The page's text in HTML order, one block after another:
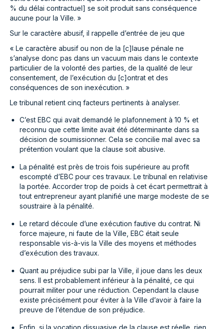
% du délai contractuel] se soit produit sans conséquence
aucune pour la Ville. »
Sur le caractère abusif, il rappelle d’entrée de jeu que
« Le caractère abusif ou non de la [c]lause pénale ne
s’analyse donc pas dans un vacuum mais dans le contexte
particulier de la volonté des parties, de la qualité de leur
consentement, de l’exécution du [c]ontrat et des
conséquences de son inexécution. »
Le tribunal retient cinq facteurs pertinents à analyser.
C’est EBC qui avait demandé le plafonnement à 10 % et
reconnu que cette limite avait été déterminante dans sa
décision de soumissionner. Cela se concilie mal avec sa
prétention voulant que la clause soit abusive.
La pénalité est près de trois fois supérieure au profit
escompté d’EBC pour ces travaux. Le tribunal en relativise
la portée. Accorder trop de poids à cet écart permettrait à
tout entrepreneur ayant planifié une marge modeste de se
soustraire à la pénalité.
Le retard découle d’une exécution fautive du contrat. Ni
force majeure, ni faute de la Ville, EBC était seule
responsable vis-à-vis la Ville des moyens et méthodes
d’exécution des travaux.
Quant au préjudice subi par la Ville, il joue dans les deux
sens. Il est probablement inférieur à la pénalité, ce qui
pourrait militer pour une réduction. Cependant la clause
existe précisément pour éviter à la Ville d’avoir à faire la
preuve de l’étendue de son préjudice.
Enfin, si la vocation dissuasive de la clause est réelle, rien